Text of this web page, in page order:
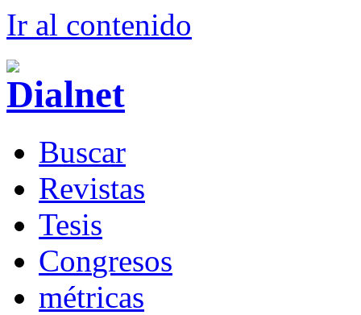
Ir al contenido
Buscar
Revistas
Tesis
Congresos
métricas